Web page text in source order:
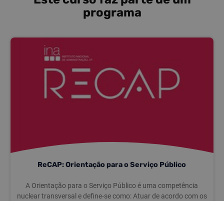
programa
ReCAP: Orientação para o Serviço Público
A Orientação para o Serviço Público é uma competência
nuclear transversal e define-se como: Atuar de acordo com os